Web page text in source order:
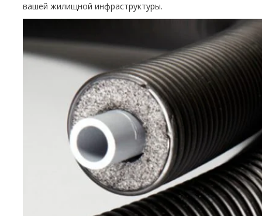
вашей жилищной инфраструктуры.